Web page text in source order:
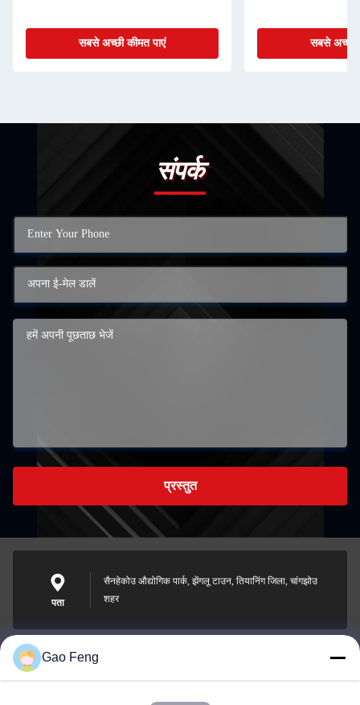
सबसे अच्छी कीमत पाएं सबसे अच्छी
संपर्क
प्रस्तुत
पता
सैनहेकोउ औद्योगिक पार्क, झेंगलू टाउन, तियानिंग जिला, चांगझोउ
शहर
suli@sulidry.com
Gao Feng